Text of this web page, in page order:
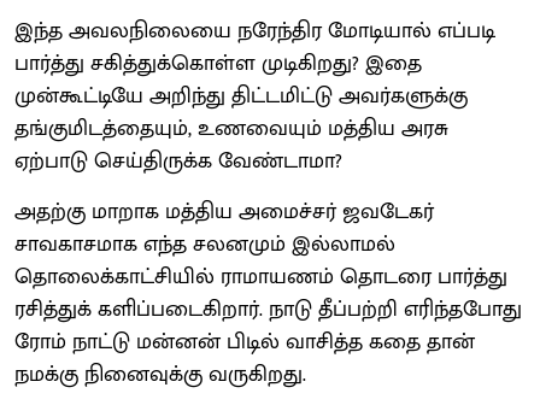
இந்த அவலநிலையை நரேந்திர மோடியால் எப்படி
பார்த்து சகித்துக்கொள்ள முடிகிறது? இதை
முன்கூட்டியே அறிந்து திட்டமிட்டு அவர்களுக்கு
தங்குமிடத்தையும், உணவையும் மத்திய அரசு
ஏற்பாடு செய்திருக்க வேண்டாமா?
அதற்கு மாறாக மத்திய அமைச்சர் ஜவடேகர்
சாவகாசமாக எந்த சலனமும் இல்லாமல்
தொலைக்காட்சியில் ராமாயணம் தொடரை பார்த்து
ரசித்துக் களிப்படைகிறார். நாடு தீப்பற்றி எரிந்தபோது
ரோம் நாட்டு மன்னன் பிடில் வாசித்த கதை தான்
நமக்கு நினைவுக்கு வருகிறது.